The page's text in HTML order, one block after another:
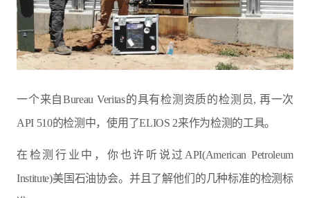
一个来自Bureau Veritas的具有检测资质的检测员, 再一次
API 510的检测中，使用了ELIOS 2来作为检测的工具。
在检测行业中，你也许听说过API(American Petroleum
Institute)美国石油协会。并且了解他们的几种标准的检测标